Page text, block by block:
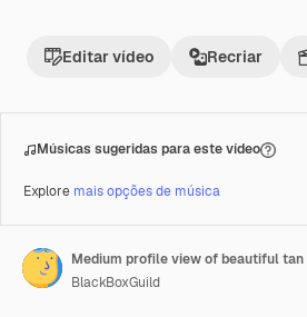
Editar vídeo Recriar
Músicas sugeridas para este vídeo
Explore mais opções de música
BlackBoxGuild